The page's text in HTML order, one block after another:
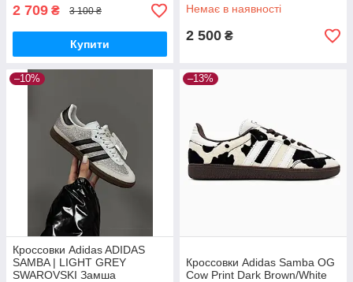
2 709 ₴ 3 100 ₴
Купити
Немає в наявності
2 500 ₴
–10%
Кроссовки Adidas ADIDAS
SAMBA | LIGHT GREY
SWAROVSKI Замша
–13%
Кроссовки Adidas Samba OG
Cow Print Dark Brown/White